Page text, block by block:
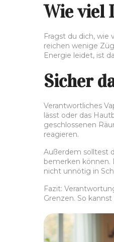
Wie viel
Fragst du dich, wie
reichen wenige
Energie leidet, ist
Sicher
Verantwortliches
lässt oder das
geschlossenen
reagieren.
Außerdem solltest
bemerken können.
nicht unnötig in
Fazit:
Grenzen. So